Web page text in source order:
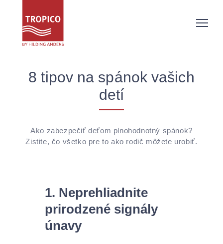
8 tipov na spánok vašich
detí
Ako zabezpečiť deťom plnohodnotný spánok?
Zistite, čo všetko pre to ako rodič môžete urobiť.
1. Neprehliadnite
prirodzené signály
únavy